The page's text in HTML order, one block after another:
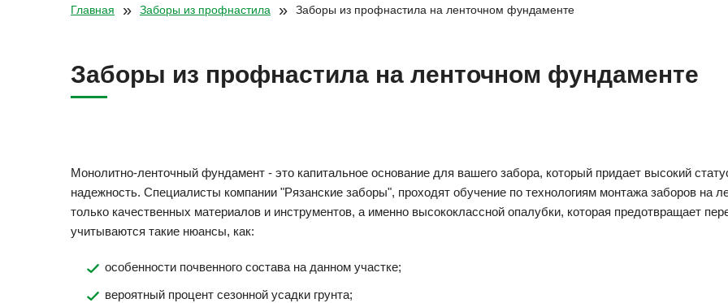
Главная » Заборы из профнастила » Заборы из профнастила на ленточном фундаменте
Заборы из профнастила на ленточном фундаменте
Монолитно-ленточный фундамент - это капитальное основание для вашего забора, который придает высокий
надежность. Специалисты компании "Рязанские заборы", проходят обучение по технологиям монтажа заборов на
только качественных материалов и инструментов, а именно высококлассной опалубки, которая предотвращает
учитываются такие нюансы, как:
особенности почвенного состава на данном участке;
вероятный процент сезонной усадки грунта;